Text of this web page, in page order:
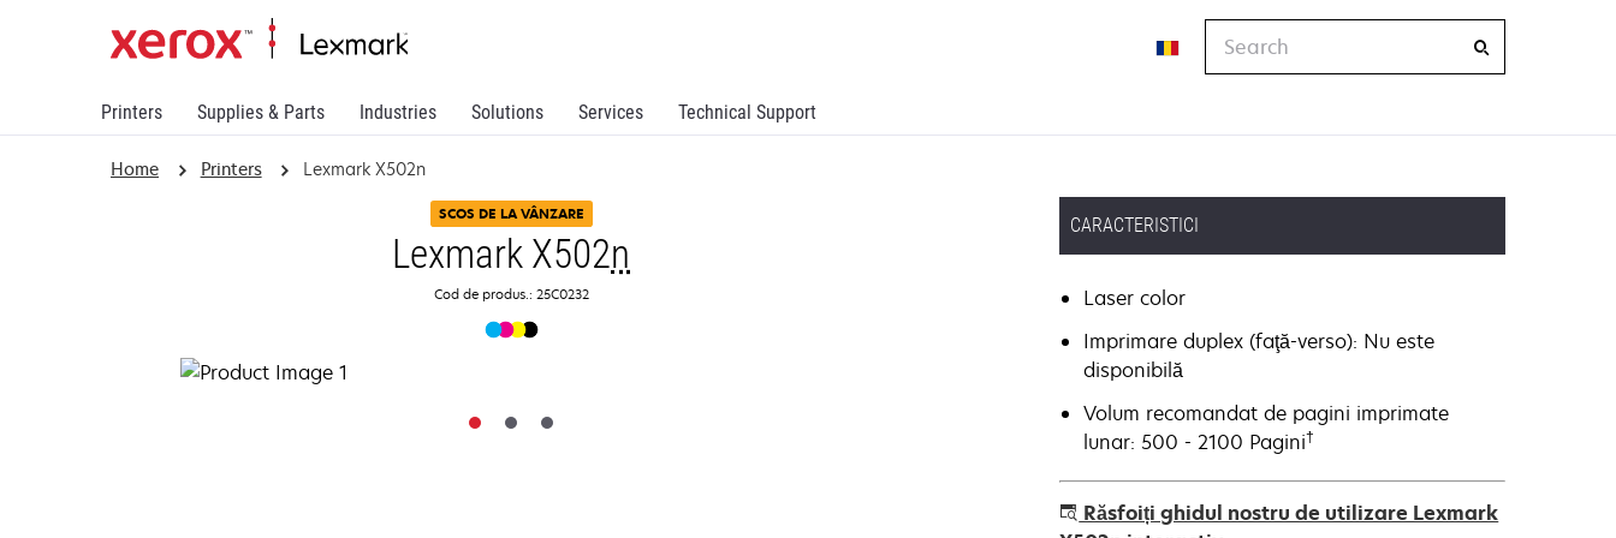
Printers Supplies & Parts Industries Solutions Services Technical Support
Home Printers Lexmark X502n
SCOS DE LA VÂNZARE
Lexmark X502n
Cod de produs.: 25C0232
CARACTERISTICI
Laser color
Imprimare duplex (faţă-verso): Nu este
disponibilă
Volum recomandat de pagini imprimate
lunar: 500 - 2100 Pagini†
Răsfoiți ghidul nostru de utilizare Lexmark